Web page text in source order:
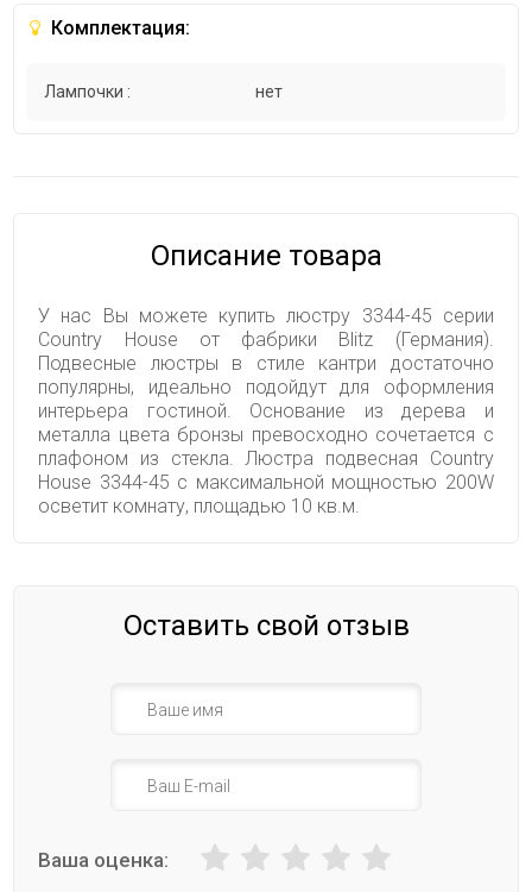
Комплектация:
Лампочки : нет
Описание товара
У нас Вы можете купить люстру 3344-45 серии
Country House от фабрики Blitz (Германия).
Подвесные люстры в стиле кантри достаточно
популярны, идеально подойдут для оформления
интерьера гостиной. Основание из дерева и
металла цвета бронзы превосходно сочетается с
плафоном из стекла. Люстра подвесная Country
House 3344-45 с максимальной мощностью 200W
осветит комнату, площадью 10 кв.м.
Оставить свой отзыв
Ваша оценка: